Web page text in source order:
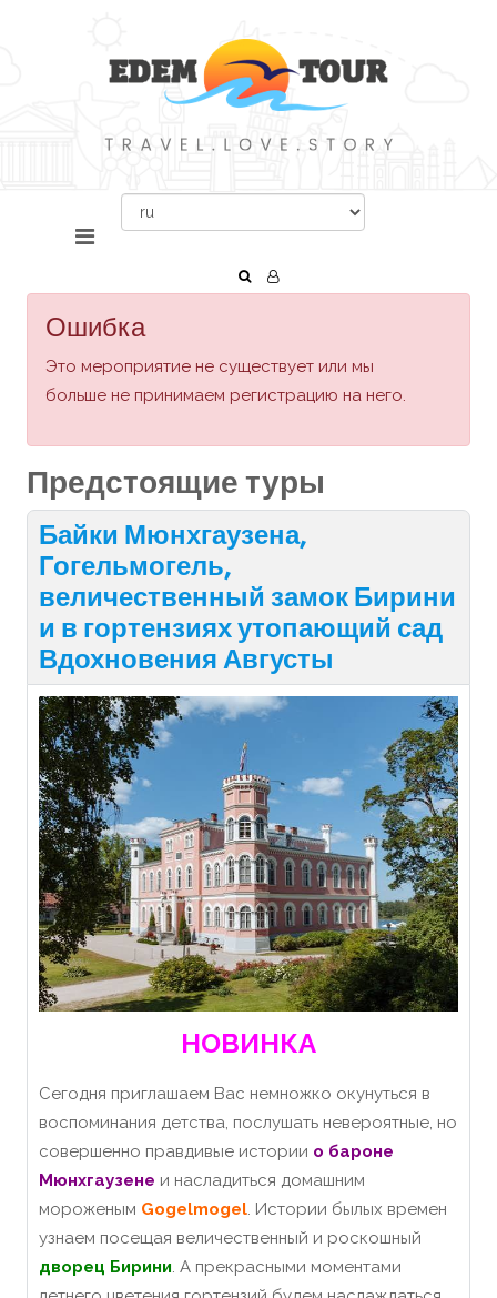
Ошибка
Это мероприятие не существует или мы
больше не принимаем регистрацию на него.
Предстоящие туры
Байки Мюнхгаузена,
Гогельмогель,
величественный замок Бирини
и в гортензиях утопающий сад
Вдохновения Августы
НОВИНКА
Сегодня приглашаем Вас немножко окунуться в
воспоминания детства, послушать невероятные, но
совершенно правдивые истории о бароне
Мюнхгаузене и насладиться домашним
мороженым Gogelmogel. Истории былых времен
узнаем посещая величественный и роскошный
дворец Бирини. А прекрасными моментами